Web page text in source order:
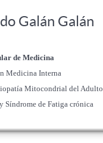
Galán Galán
de Medicina
Medicina Interna
Mitocondrial del Adulto
Síndrome de Fatiga crónica